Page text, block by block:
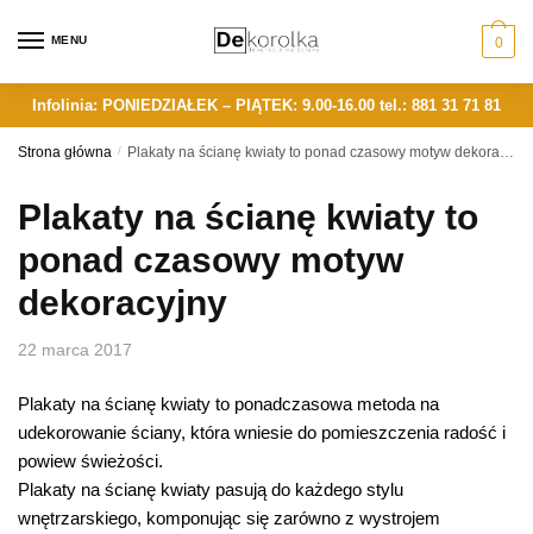
MENU 0
Infolinia: PONIEDZIAŁEK – PIĄTEK: 9.00-16.00 tel.: 881 31 71 81
Strona główna / Plakaty na ścianę kwiaty to ponad czasowy motyw dekoracyjny
Plakaty na ścianę kwiaty to
ponad czasowy motyw
dekoracyjny
22 marca 2017
Plakaty na ścianę kwiaty to ponadczasowa metoda na
udekorowanie ściany, która wniesie do pomieszczenia radość i
powiew świeżości.
Plakaty na ścianę kwiaty pasują do każdego stylu
wnętrzarskiego, komponując się zarówno z wystrojem